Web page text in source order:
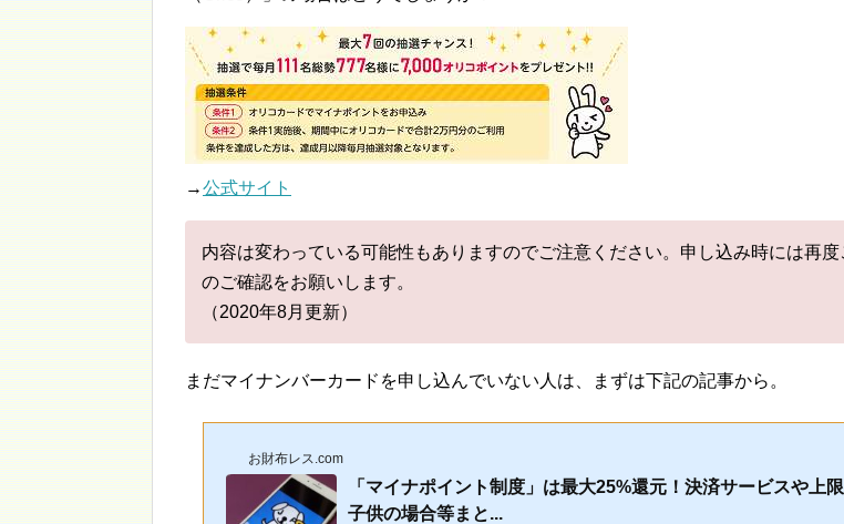
→公式サイト
内容は変わっている可能性もありますのでご注意ください。申し込み時には再
のご確認をお願いします。
（2020年8月更新）
まだマイナンバーカードを申し込んでいない人は、まずは下記の記事から。
お財布レス.com
「マイナポイント制度」は最大25%還元！決済サービスや上
子供の場合等まと...